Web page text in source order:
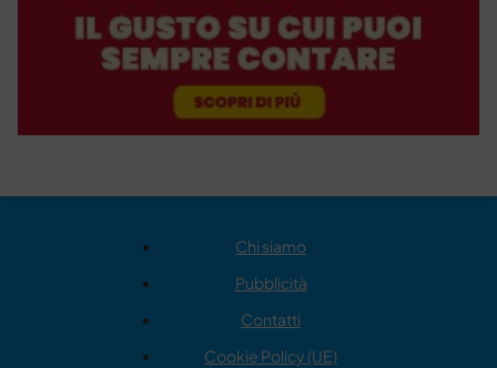
Chi siamo
Pubblicità
Contatti
Cookie Policy (UE)